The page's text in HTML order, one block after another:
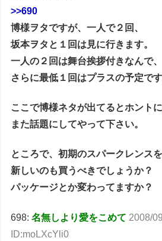
>>690
博様ヲタですが、一人で２回、
坂本ヲタと１回は見に行きます。
一人の２回は舞台挨拶付きなんで、
さらに最低１回はプラスの予定です
ここで博様ネタが出てるとホント
また話題にしてやって下さい。
ところで、初期のスパークレンス
新しいのも買うべきでしょうか？
パッケージとか変わってますか？
698:名無しより愛をこめて 2008/
ID:moLXcYli0